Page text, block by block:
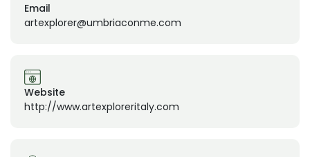
Email
artexplorer@umbriaconme.com
Website
http://www.artexploreritaly.com